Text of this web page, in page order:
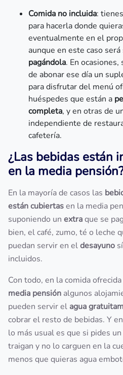
Comida no incluida: tienes
para hacerla donde
eventualmente en el
aunque en este caso
pagándola. En
de abonar ese día un
para disfrutar del menú
huéspedes que están a
completa, y en otras de
independiente de
cafetería.
¿Las bebidas están
en la media
En la mayoría de casos las
están cubiertasen la media
suponiendo un extraque se
bien, el café, zumo, té o leche
puedan servir en eldesayuno
incluidos.
Con todo, en la comida
media pensión algunos
pueden servir el agua
cobrar el resto de bebidas. Y
lo más usual es que si pides
traigan y no lo carguen en la
menos que quieras agua